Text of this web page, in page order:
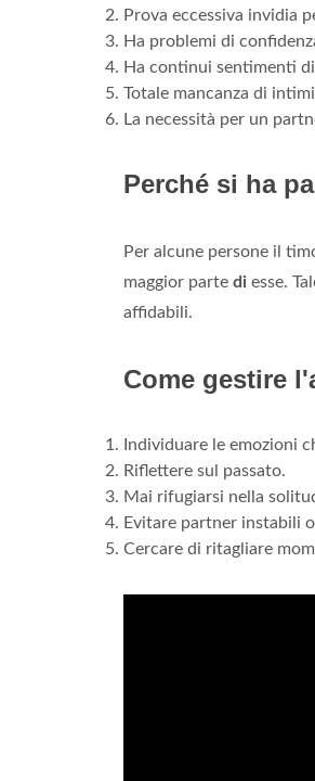
Prova eccessiva invidia
Ha problemi di
Ha continui sentimenti
Totale mancanza di
La necessità per un
Perché si ha
Per alcune persone il
maggior parte di esse.
affidabili.
Come gestire
Individuare le emozioni
Riflettere sul passato.
Mai rifugiarsi nella
Evitare partner instabili
Cercare di ritagliare